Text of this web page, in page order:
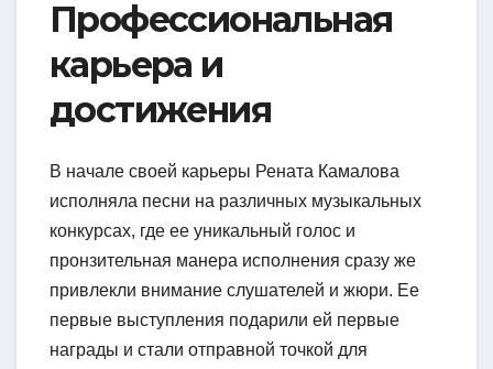
Профессиональная
карьера и
достижения
В начале своей карьеры Рената Камалова
исполняла песни на различных музыкальных
конкурсах, где ее уникальный голос и
пронзительная манера исполнения сразу же
привлекли внимание слушателей и жюри. Ее
первые выступления подарили ей первые
награды и стали отправной точкой для